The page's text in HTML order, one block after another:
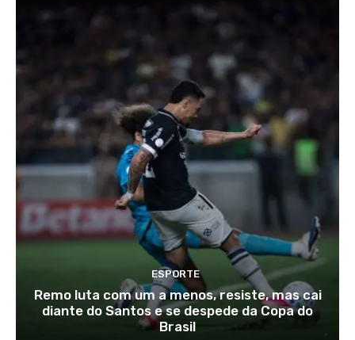
ESPORTE
Remo luta com um a menos, resiste, mas cai
diante do Santos e se despede da Copa do
Brasil